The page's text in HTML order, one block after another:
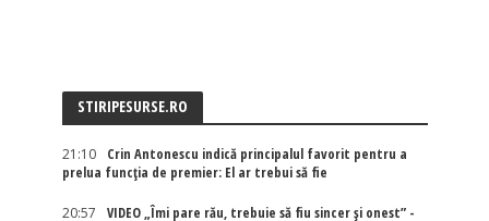
STIRIPESURSE.RO
21:10
Crin Antonescu indică principalul favorit pentru a
prelua funcția de premier: El ar trebui să fie
20:57
VIDEO „Îmi pare rău, trebuie să fiu sincer și onest” -